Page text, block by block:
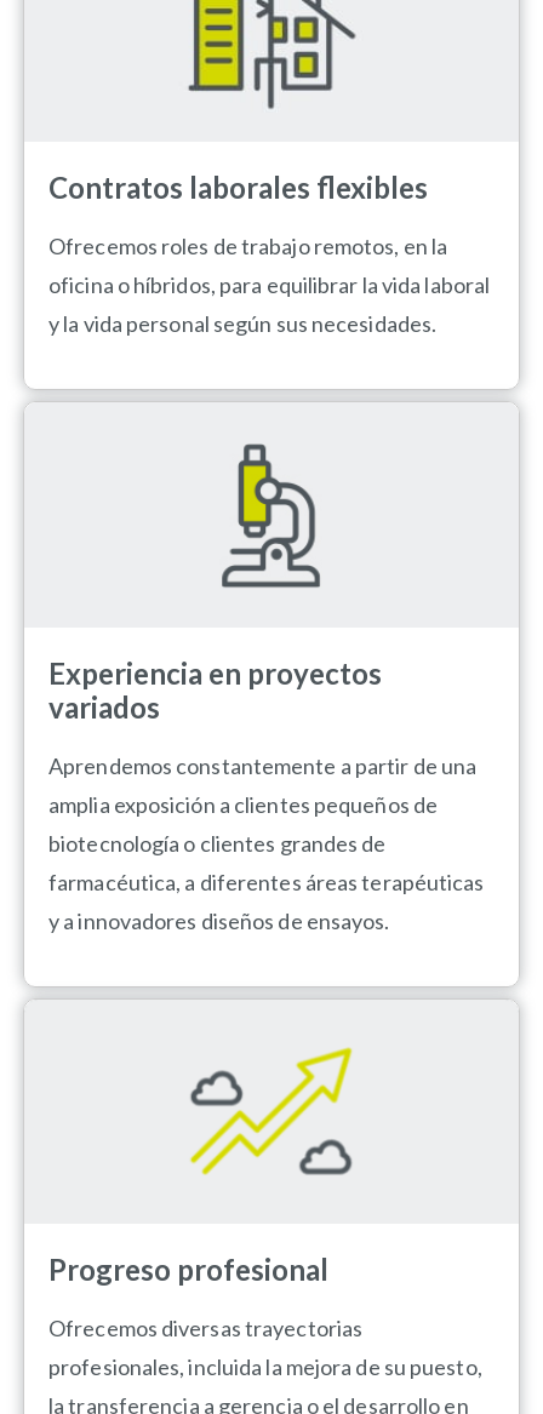
Contratos laborales flexibles
Ofrecemos roles de trabajo remotos, en la
oficina o híbridos, para equilibrar la vida laboral
y la vida personal según sus necesidades.
Experiencia en proyectos
variados
Aprendemos constantemente a partir de una
amplia exposición a clientes pequeños de
biotecnología o clientes grandes de
farmacéutica, a diferentes áreas terapéuticas
y a innovadores diseños de ensayos.
Progreso profesional
Ofrecemos diversas trayectorias
profesionales, incluida la mejora de su puesto,
la transferencia a gerencia o el desarrollo en